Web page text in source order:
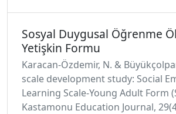
Sosyal Duygusal Öğrenme
Yetişkin Formu
Karacan-Özdemir, N. &
scale development study: Social
Learning Scale-Young Adult Form
Kastamonu Education Journal,